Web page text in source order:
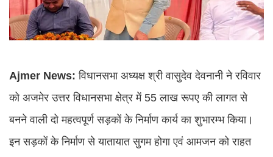
Ajmer News: विधानसभा अध्यक्ष श्री वासुदेव देवनानी ने रविवार
को अजमेर उत्तर विधानसभा क्षेत्र में 55 लाख रूपए की लागत से
बनने वाली दो महत्वपूर्ण सड़कों के निर्माण कार्य का शुभारम्भ किया।
इन सड़कों के निर्माण से यातायात सुगम होगा एवं आमजन को राहत